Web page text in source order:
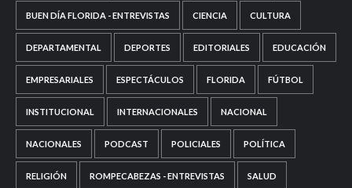
BUEN DÍA FLORIDA - ENTREVISTAS CIENCIA CULTURA
DEPARTAMENTAL DEPORTES EDITORIALES EDUCACIÓN
EMPRESARIALES ESPECTÁCULOS FLORIDA FÚTBOL
INSTITUCIONAL INTERNACIONALES NACIONAL
NACIONALES PODCAST POLICIALES POLÍTICA
RELIGIÓN ROMPECABEZAS - ENTREVISTAS SALUD